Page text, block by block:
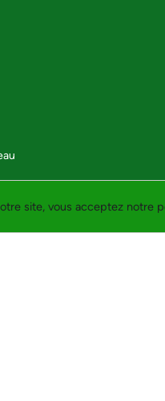
site, vous acceptez notre